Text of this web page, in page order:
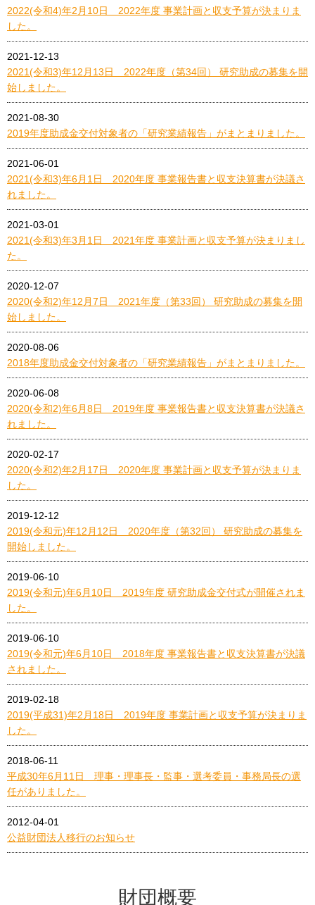
2022(令和4)年2月10日 2022年度 事業計画と収支予算が決まりま
した。
2021-12-13
2021(令和3)年12月13日 2022年度（第34回） 研究助成の募集を開
始しました。
2021-08-30
2019年度助成金交付対象者の「研究業績報告」がまとまりました。
2021-06-01
2021(令和3)年6月1日 2020年度 事業報告書と収支決算書が決議さ
れました。
2021-03-01
2021(令和3)年3月1日 2021年度 事業計画と収支予算が決まりまし
た。
2020-12-07
2020(令和2)年12月7日 2021年度（第33回） 研究助成の募集を開
始しました。
2020-08-06
2018年度助成金交付対象者の「研究業績報告」がまとまりました。
2020-06-08
2020(令和2)年6月8日 2019年度 事業報告書と収支決算書が決議さ
れました。
2020-02-17
2020(令和2)年2月17日 2020年度 事業計画と収支予算が決まりま
した。
2019-12-12
2019(令和元)年12月12日 2020年度（第32回） 研究助成の募集を
開始しました。
2019-06-10
2019(令和元)年6月10日 2019年度 研究助成金交付式が開催されま
した。
2019-06-10
2019(令和元)年6月10日 2018年度 事業報告書と収支決算書が決議
されました。
2019-02-18
2019(平成31)年2月18日 2019年度 事業計画と収支予算が決まりま
した。
2018-06-11
平成30年6月11日 理事・理事長・監事・選考委員・事務局長の選
任がありました。
2012-04-01
公益財団法人移行のお知らせ
財団概要